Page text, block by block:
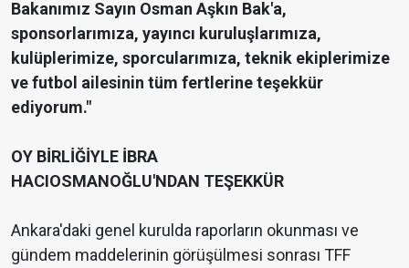
Bakanımız Sayın Osman Aşkın Bak'a,
sponsorlarımıza, yayıncı kuruluşlarımıza,
kulüplerimize, sporcularımıza, teknik ekiplerimize
ve futbol ailesinin tüm fertlerine teşekkür
ediyorum."
OY BİRLİĞİYLE İBRA
HACIOSMANOĞLU'NDAN TEŞEKKÜR
Ankara'daki genel kurulda raporların okunması ve
gündem maddelerinin görüşülmesi sonrası TFF